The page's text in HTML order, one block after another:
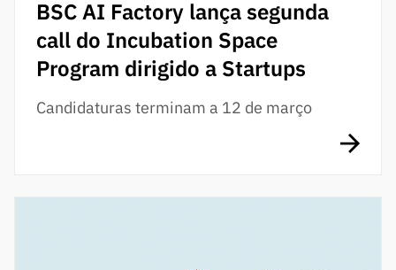
BSC AI Factory lança segunda
call do Incubation Space
Program dirigido a Startups
Candidaturas terminam a 12 de março